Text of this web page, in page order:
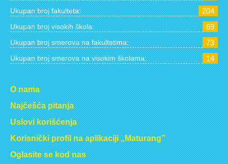
Ukupan broj fakulteta: 204
Ukupan broj visokih škola: 69
Ukupan broj smerova na fakultetima: 73
Ukupan broj smerova na visokim školama: 14
O nama
Najčešća pitanja
Uslovi korišćenja
Korisnički profil na aplikaciji „Maturang”
Oglasite se kod nas